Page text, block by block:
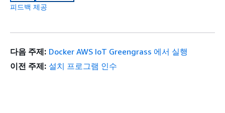
피드백 제공
다음 주제: Docker AWS IoT Greengrass 에서 실행
이전 주제: 설치 프로그램 인수